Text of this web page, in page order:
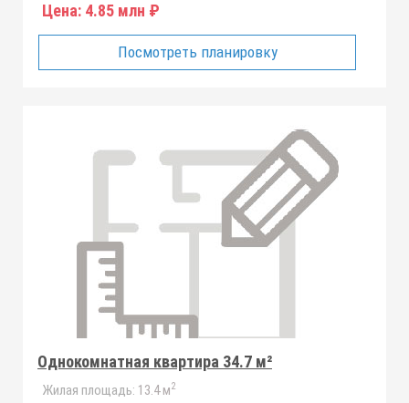
Цена: 4.85 млн ₽
Посмотреть планировку
Однокомнатная квартира 34.7 м²
Жилая площадь: 13.4 м2